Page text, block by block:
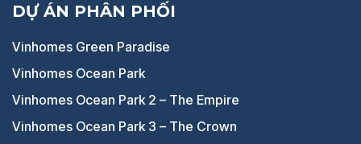
DỰ ÁN PHÂN PHỐI
Vinhomes Green Paradise
Vinhomes Ocean Park
Vinhomes Ocean Park 2 – The Empire
Vinhomes Ocean Park 3 – The Crown